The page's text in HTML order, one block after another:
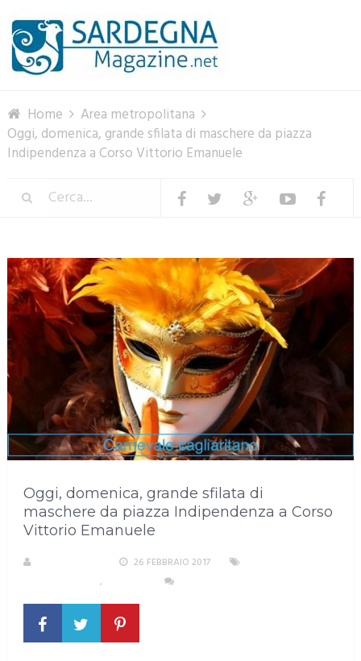
Home
Area metropolitana
Oggi, domenica, grande sfilata di maschere da piazza
Indipendenza a Corso Vittorio Emanuele
Oggi, domenica, grande sfilata di
maschere da piazza Indipendenza a Corso
Vittorio Emanuele
26 FEBBRAIO 2017
,